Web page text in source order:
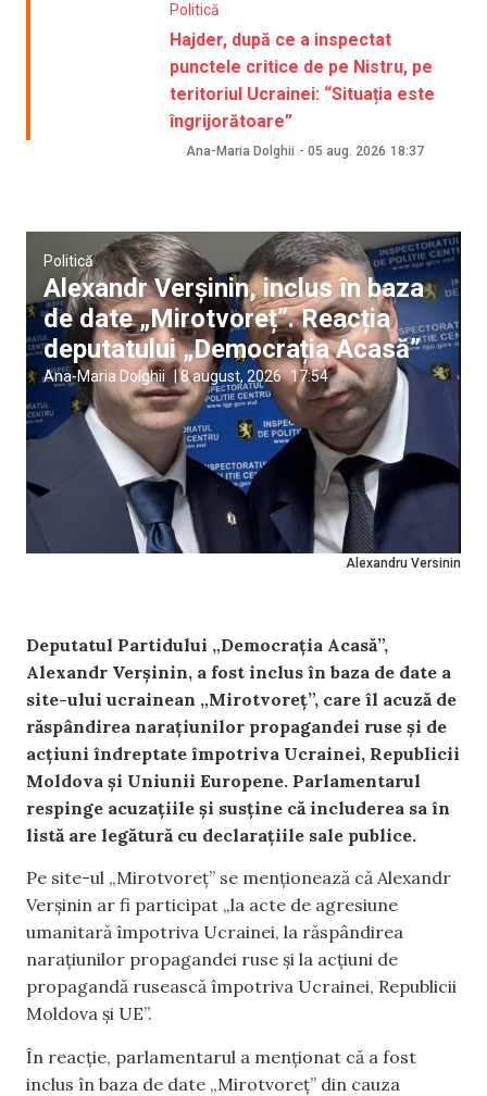
Politică
Hajder, după ce a inspectat
punctele critice de pe Nistru, pe
teritoriul Ucrainei: “Situația este
îngrijorătoare”
Ana-Maria Dolghii - 05 aug. 2026 18:37
Alexandru Versinin
Politică
Alexandr Verșinin, inclus în baza
de date „Mirotvoreț”. Reacția
deputatului „Democrația Acasă”
Ana-Maria Dolghii 8 august, 2026 17:54
Deputatul Partidului „Democrația Acasă”,
Alexandr Verșinin, a fost inclus în baza de date a
site-ului ucrainean „Mirotvoreț”, care îl acuză de
răspândirea narațiunilor propagandei ruse și de
acțiuni îndreptate împotriva Ucrainei, Republicii
Moldova și Uniunii Europene. Parlamentarul
respinge acuzațiile și susține că includerea sa în
listă are legătură cu declarațiile sale publice.
Pe site-ul „Mirotvoreț” se menționează că Alexandr
Verșinin ar fi participat „la acte de agresiune
umanitară împotriva Ucrainei, la răspândirea
narațiunilor propagandei ruse și la acțiuni de
propagandă rusească împotriva Ucrainei, Republicii
Moldova și UE”.
În reacție, parlamentarul a menționat că a fost
inclus în baza de date „Mirotvoreț” din cauza